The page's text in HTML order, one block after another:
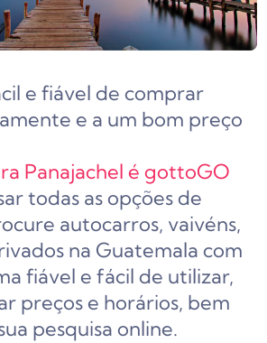
e fiável de comprar
e a um bom preço
Panajachel é gottoGO
todas as opções de
autocarros, vaivéns,
na Guatemala com
fiável e fácil de utilizar,
preços e horários, bem
pesquisa online.